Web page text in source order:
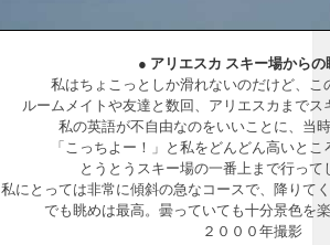
● アリエスカ スキー場からの
私はちょこっとしか滑れないのだけど、こ
ルームメイトや友達と数回、アリエスカまで
私の英語が不自由なのをいいことに、当
「こっちよー！」と私をどんどん高いと
とうとうスキー場の一番上まで行って
私にとっては非常に傾斜の急なコースで、降りて
でも眺めは最高。曇っていても十分景色を
２０００年撮影